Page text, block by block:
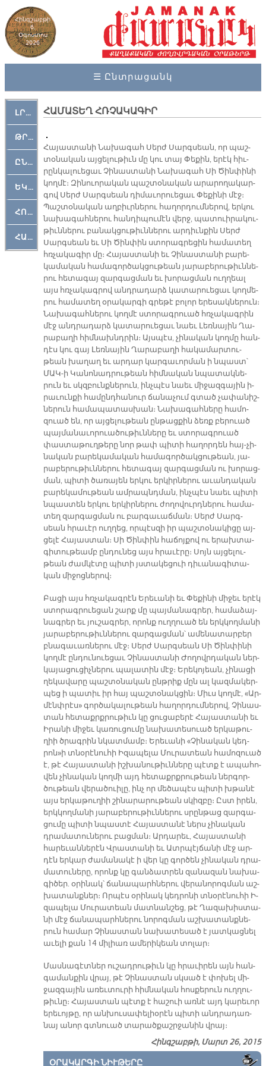
Հինգշաբթի
6,
Օգոստոս
2026
☰ Ընտրացանկ
ԼՐԱՀՈՍ
ԹՐՔԱՀԱՅ ԿԵԱՆՔ
ԸՆԿԵՐԱՄՇԱԿՈՒԹԱՅԻՆ
ԵԿԵՂԵՑԱԿԱՆ
ՀՈԳԵՄՏԱՒՈՐ
ՀԱՐԹԱԿ
ՀԱՄԱՏԵՂ ՀՌՉԱԿԱԳԻՐ
Հա­յաս­տա­նի Նա­խա­գահ Սերժ Սարգ­սեան, որ պաշ­
տօ­նա­կան այ­ցե­լու­թիւն մը կու տայ Փե­քին, ե­րէկ հիւ­
րըն­կա­լուե­ցաւ Չի­նաս­տա­նի Նա­խա­գահ Սի Ծին­փի­նի
կող­մէ։ Զինուո­րա­կան պաշ­տօ­նա­կան ա­րա­րո­ղա­կար­
գով Սերժ Սարգ­սեան դի­մա­ւո­րուե­ցաւ Փե­քի­նի մէջ։
Պաշ­տօ­նա­կան աղ­բիւր­նե­րու հա­ղոր­դում­նե­րով, եր­կու
նա­խա­գահ­նե­րու հան­դի­պու­մէն վերջ, պա­տուի­րա­կու­
թիւն­նե­րու բա­նակ­ցու­թիւն­նե­րու ար­դիւն­քին Սերժ
Սարգ­սեան եւ Սի Ծին­փին ստո­րագ­րե­ցին հա­մա­տեղ
հռչա­կա­գիր մը։ Հա­յաս­տա­նի եւ Չի­նաս­տա­նի բա­րե­
կա­մա­կան հա­մա­գոր­ծակ­ցու­թեան յա­րա­բե­րու­թիւն­նե­
րու հե­տա­գայ զար­գաց­ման եւ խո­րաց­ման ուղ­ղեալ
այս հռչա­կագ­րով անդ­րա­դարձ կա­տա­րուե­ցաւ կող­մե­
րու հա­մա­տեղ օ­րա­կար­գի գրե­թէ բո­լոր ե­րե­սակ­նե­րուն։
Նա­խա­գահ­նե­րու կող­մէ ստո­րագ­րուած հռչա­կագ­րին
մէջ անդ­րա­դարձ կա­տա­րուե­ցաւ նաեւ Լեռ­նա­յին Ղա­
րա­բա­ղի հիմ­նախնդ­րին։ Այս­պէս, չի­նա­կան կող­մը հան­
դէս կու գայ Լեռ­նա­յին Ղա­րա­բա­ղի հա­կա­մար­տու­
թեան խա­ղաղ եւ ար­դար կար­գա­ւոր­ման ի նպաստ՝
ՄԱԿ-ի Կա­նո­նադ­րու­թեան հիմ­նա­կան նպա­տակ­նե­
րուն եւ սկզբունք­նե­րուն, ինչ­պէս նաեւ մի­ջազ­գա­յին ի­
րա­ւուն­քի հա­մընդ­հա­նուր ճա­նա­չում գտած չա­փա­նիշ­
նե­րուն հա­մա­պա­տաս­խան։ Նա­խա­գահ­նե­րը հա­մո­
զուած են, որ այ­ցե­լու­թեան ըն­թաց­քին ձեռք բե­րուած
պայ­մա­նա­ւո­րուա­ծու­թիւն­նե­րը եւ ստո­րագ­րուած
փաս­տա­թուղ­թե­րը նոր թափ պի­տի հա­ղոր­դեն հայ-չի­
նա­կան բա­րե­կա­մա­կան հա­մա­գոր­ծակ­ցու­թեան, յա­
րա­բե­րու­թիւն­նե­րու հե­տա­գայ զար­գաց­ման ու խո­րաց­
ման, պի­տի ծա­ռա­յեն եր­կու եր­կիր­նե­րու ա­ւան­դա­կան
բա­րե­կա­մու­թեան ամ­րապնդ­ման, ինչ­պէս նաեւ պի­տի
նպաս­տեն եր­կու եր­կիր­նե­րու ժո­ղո­վուրդ­նե­րու հա­մա­
տեղ զար­գաց­ման ու բար­գա­ւաճ­ման։ Սերժ Սարգ­
սեան հրա­ւէր ուղ­ղեց, որ­պէս­զի իր պաշ­տօ­նա­կի­ցը այ­
ցե­լէ Հա­յաս­տան։ Սի Ծին­փին հա­ճոյ­քով ու ե­րախ­տա­
գի­տու­թեամբ ըն­դու­նեց այս հրա­ւէ­րը։ Սոյն այ­ցե­լու­
թեան ժամ­կէ­տը պի­տի յստա­կե­ցուի դի­ւա­նա­գի­տա­
կան մի­ջոց­նե­րով։
Բա­ցի այս հռչա­կագ­րէն Ե­րե­ւա­նի եւ Փե­քի­նի մի­ջեւ ե­րէկ
ստո­րագ­րուե­ցան շարք մը պայ­մա­նագ­րեր, հա­մա­ձայ­
նագ­րեր եւ յու­շագ­րեր, ո­րոնք ուղ­ղուած են երկ­կող­մա­նի
յա­րա­բե­րու­թիւն­նե­րու զար­գաց­ման՝ ա­մե­նա­տար­բեր
բնա­գա­ւառ­նե­րու մէջ։ Սերժ Սարգսեան Սի Ծին­փի­նի
կող­մէ ըն­դու­նուե­ցաւ Չի­նաս­տա­նի Ժո­ղովր­դա­կան ներ­
կա­յա­ցու­ցիչ­նե­րու պա­լա­տին մէջ։ Ե­րե­կո­յեան, չի­նա­ցի
ղե­կա­վա­րը պաշ­տօ­նա­կան ընթ­րիք մըն ալ կազ­մա­կեր­
պեց ի պա­տիւ իր հայ պաշ­տօ­նակ­ցին։ Միւս կող­մէ, «Ար­
մէնփ­րէս» գործա­կա­լութեան հա­ղոր­դում­նե­րով, Չի­նաս­
տան հե­տաքրք­րու­թիւն կը ցու­ցա­բե­րէ Հա­յաս­տա­նի եւ
Ի­րա­նի մի­ջեւ կա­ռու­ցու­մը նա­խա­տե­սուած եր­կա­թու­
ղիի ծրագ­րին նկատ­մամբ։ Ե­րե­ւա­նի «Չի­նա­կան կեդ­
րոն»ի տնօ­րէ­նու­հի Ի­զա­պե­լա Մու­րա­տեան հա­մո­զուած
է, թէ Հա­յաս­տա­նի իշ­խա­նու­թիւն­նե­րը պէտք է ա­պա­հո­
վեն չի­նա­կան կող­մի այդ հե­տաքրք­րութեան ներ­գոր­
ծու­թեան վե­րա­ծուի­լը, ինչ որ մե­ծա­պէս պի­տի խթա­նէ
այս եր­կա­թու­ղիի շի­նա­րա­րու­թեան սկիզ­բը։ Ըստ ի­րեն,
երկ­կող­մա­նի յա­րա­բե­րու­թիւն­նե­րու սրըն­թաց զար­գա­
ցու­մը պի­տի նպաս­տէ Հա­յաս­տա­նէ ներս չի­նա­կան
դրա­մա­տու­նե­րու բաց­ման։ Ար­դա­րեւ, Հա­յաս­տա­նի
հա­րե­ւան­նե­րէն Վրաս­տա­նի եւ Ատր­պէյ­ճա­նի մէջ ար­
դէն եր­կար ժա­մա­նա­կէ ի վեր կը գոր­ծեն չի­նա­կան դրա­
մա­տու­նե­րը, ո­րոնք կը գան­ձատ­րեն զա­նա­զան նա­խա­
գի­ծեր. օ­րի­նակ՝ ճա­նա­պարհ­նե­րու վե­րա­նո­րոգ­ման աշ­
խա­տանք­ներ։ Որ­պէս օ­րի­նակ կեդրոնի տնօրէնուհի Ի­
զա­պե­լա Մու­րա­տեան մատ­նան­շեց, թէ Ղա­զա­խիս­տա­
նի մէջ ճա­նա­պարհ­նե­րու նո­րոգ­ման աշ­խա­տանք­նե­
րուն հա­մար Չի­նաս­տան նա­խա­տե­սած է յատ­կաց­նել
ա­ւե­լի քան 14 մի­լիառ ա­մե­րի­կեան տո­լար։
Մաս­նա­գէտ­ներ ու­շադ­րու­թիւն կը հրա­ւի­րեն այն հան­
գա­ման­քին վրայ, թէ Չի­նաս­տան սկսած է փո­խել մի­
ջազ­գա­յին ա­ռեւ­տու­րի հիմ­նա­կան հոս­քե­րուն ուղ­ղու­
թիւ­նը։ Հա­յաս­տան պէտք է հա­շուի առ­նէ այդ կա­րե­ւոր
ե­րե­ւոյ­թը, որ ան­խու­սա­փե­լիօ­րէն պի­տի անդ­րա­դառ­
նայ ա­նոր գտնուած տա­րած­քաշր­ջա­նին վրայ։
Հինգշաբթի, Մարտ 26, 2015
ՕՐԱԿԱՐԳԻ ՆԻՒԹԵՐԸ